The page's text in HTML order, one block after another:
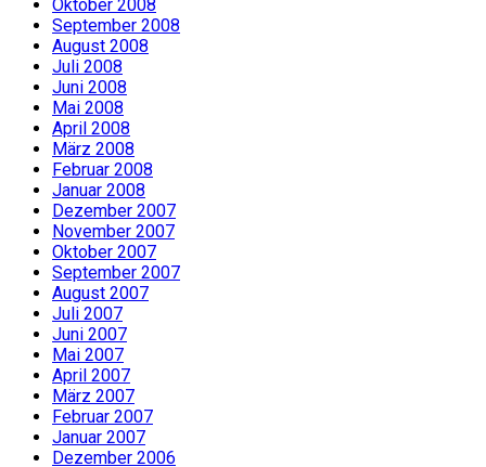
Oktober 2008
September 2008
August 2008
Juli 2008
Juni 2008
Mai 2008
April 2008
März 2008
Februar 2008
Januar 2008
Dezember 2007
November 2007
Oktober 2007
September 2007
August 2007
Juli 2007
Juni 2007
Mai 2007
April 2007
März 2007
Februar 2007
Januar 2007
Dezember 2006